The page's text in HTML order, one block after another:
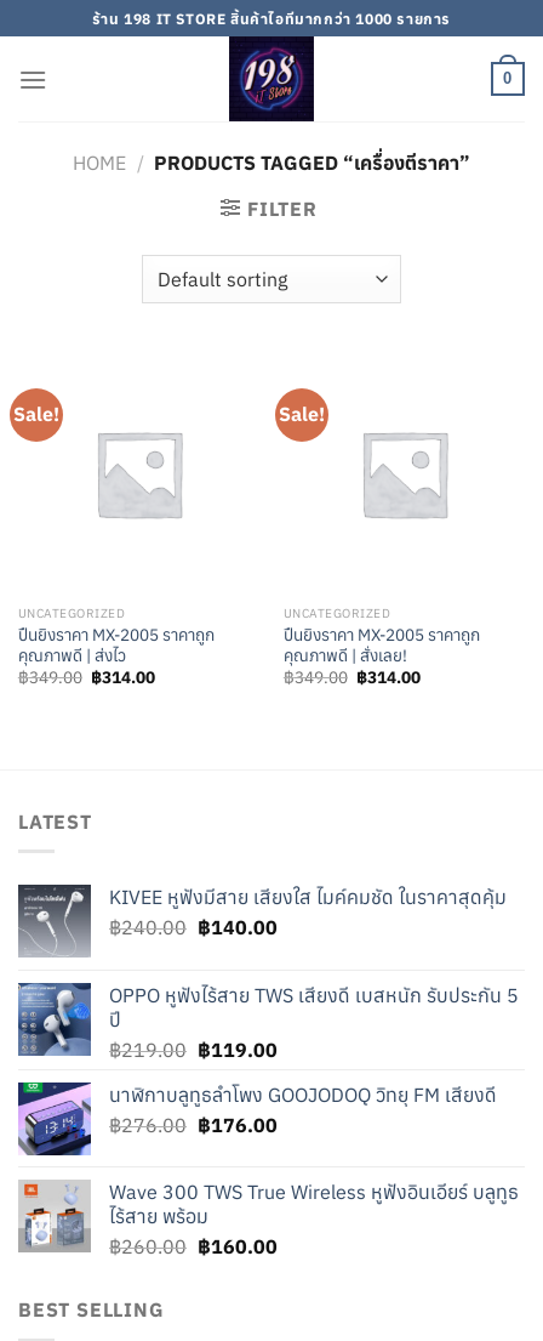
to
content
ร้าน 198 IT STORE สิ้นค้าไอทีมากกว่า 1000 รายการ
0
HOME / PRODUCTS TAGGED “เครื่องตีราคา”
FILTER
Sale!
UNCATEGORIZED
ปืนยิงราคา MX-2005 ราคาถูก
คุณภาพดี | ส่งไว
฿349.00 Original
price
฿314.00Current
Sale!
UNCATEGORIZED
ปืนยิงราคา MX-2005 ราคาถูก
คุณภาพดี | สั่งเลย!
฿349.00 Original
price
฿314.00Current
LATEST
KIVEE หูฟังมีสาย เสียงใส ไมค์คมชัด ในราคาสุดคุ้ม
฿240.00 Original
฿240.00.
฿140.00Current
฿140.00.
OPPO หูฟังไร้สาย TWS เสียงดี เบสหนัก รับประกัน 5
ปี
฿219.00 Original
was:
฿219.00.
฿119.00Current
is:
฿119.00.
นาฬิกาบลูทูธลำโพง GOOJODOQ วิทยุ FM เสียงดี
฿276.00 Original
฿276.00.
฿176.00Current
฿176.00.
Wave 300 TWS True Wireless หูฟังอินเอียร์ บลูทูธ
ไร้สาย พร้อม
฿260.00 Original
฿160.00Current
BEST SELLING